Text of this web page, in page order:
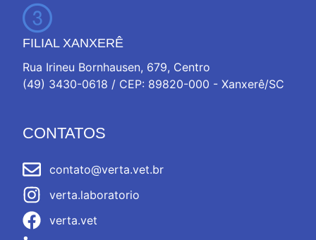
FILIAL XANXERÊ
Rua Irineu Bornhausen, 679, Centro
(49) 3430-0618 / CEP: 89820-000 - Xanxerê/SC
CONTATOS
contato@verta.vet.br
verta.laboratorio
verta.vet